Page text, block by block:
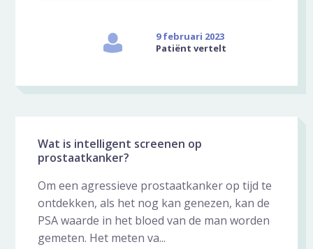
9 februari 2023
Patiënt vertelt
Wat is intelligent screenen op
prostaatkanker?
Om een agressieve prostaatkanker op tijd te
ontdekken, als het nog kan genezen, kan de
PSA waarde in het bloed van de man worden
gemeten. Het meten va...